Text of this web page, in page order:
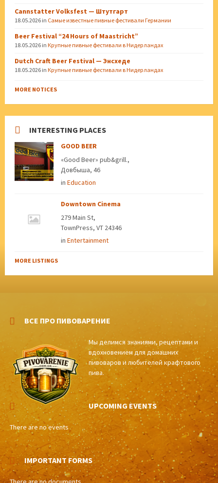
Cannstatter Volksfest — Штутгарт
18.05.2026 in Самые известные пивные фестивали Германии
Beer Festival “24 Hours of Maastricht”
18.05.2026 in Крупные пивные фестивали в Нидерландах
Dutch Craft Beer Festival — Энсхеде
18.05.2026 in Крупные пивные фестивали в Нидерландах
MORE NOTICES
INTERESTING PLACES
GOOD BEER
«Good Beer» pub&grill.,
Довбыша, 46
in Education
Downtown Cinema
279 Main St,
TownPress, VT 24346
in Entertainment
MORE LISTINGS
ВСЕ ПРО ПИВОВАРЕНИЕ
Мы делимся знаниями, рецептами и
вдохновением для домашних
пивоваров и любителей крафтового
пива.
UPCOMING EVENTS
There are no events
IMPORTANT FORMS